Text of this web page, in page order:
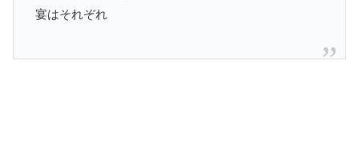
宴はそれぞれ